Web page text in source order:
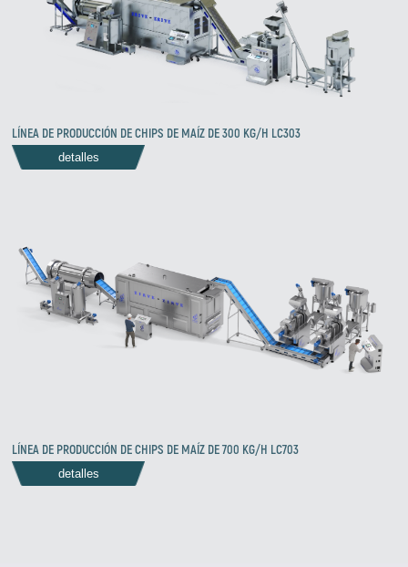
LÍNEA DE PRODUCCIÓN DE CHIPS DE MAÍZ DE 300 KG/H LC303
detalles
LÍNEA DE PRODUCCIÓN DE CHIPS DE MAÍZ DE 700 KG/H LC703
detalles